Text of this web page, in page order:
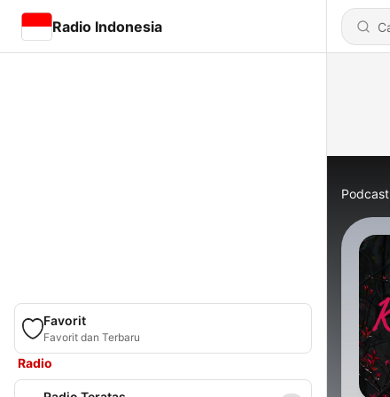
Radio Indonesia
Favorit
Favorit dan Terbaru
Radio
Podcast